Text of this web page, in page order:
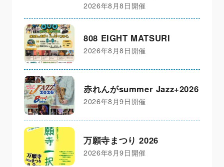
2026年8月8日開催
808 EIGHT MATSURI
2026年8月8日開催
赤れんがsummer Jazz+2026
2026年8月9日開催
万願寺まつり 2026
2026年8月9日開催